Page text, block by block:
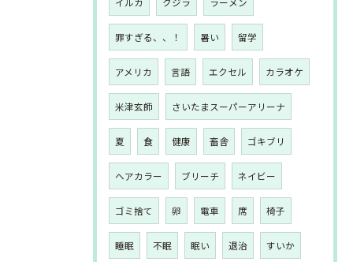
罪すぎる、、！ 暑い 留学
アメリカ 言語 エクセル カラオケ
米津玄師 さいたまスーパーアリーナ
夏 食 健康 畜舎 ゴキブリ
ヘアカラー ブリーチ ネイビー
ゴミ捨て 卵 電車 席 椅子
睡眠 不眠 眠い 退治 すいか